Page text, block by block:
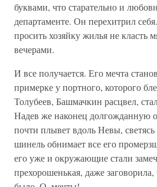
буквами, что старательно и
департаменте. Он перехитрил
просить хозяйку жилья не класть
вечерами.
И все получается. Его мечта
примерке у портного, которого
Толубеев, Башмачкин расцвел,
Надев же наконец долгожданную
почти плывет вдоль Невы, светясь
шинель обнимает все его
его уже и окружающие стали
прехорошенькая, даже